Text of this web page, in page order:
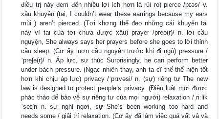
điều trị này đem đến nhiều lợi ích hơn là rủi ro) pierce /pɪəs/ v.
xâu khuyên (tai, I couldn’t wear these earrings because my ears
mũi ) aren’t pierced. (Tơi khơng thể đeo những cái khuyên tai
này vì tai của tơi chưa được xâu) prayer /preə(r)/ n. lời cầu
nguyện, She always says her prayers before she goes to lời thỉnh
cầu sleep. (Cơ ấy luơn cầu nguyện trước khi đi ngủ) pressure /
ˈpreʃə(r)/ n. Áp lực, sự thúc Surprisingly, he can perform better
under bách pressure. (Ngạc nhiên thay, anh ta cĩ thể thể hiện tốt
hơn khi chịu áp lực) privacy /ˈprɪvəsi/ n. (sự) riêng tư The new
law is designed to protect people’s privacy. (Điều luật mới được
phác thảo để bảo vệ sự riêng tư của mọi người) relaxation /ˌriːlỉk
ˈseɪʃn n. sự nghỉ ngơi, sự She’s been working too hard and
needs some / giải trí relaxation. (Cơ ấy đã làm việc quá vất vả và